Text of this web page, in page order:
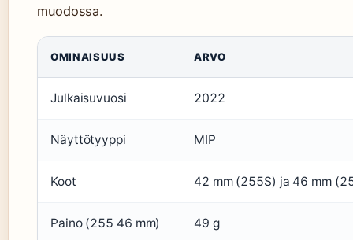
muodossa.
OMINAISUUS ARVO
Julkaisuvuosi 2022
Näyttötyyppi MIP
Koot 42 mm (255S) ja 46 mm
Paino (255 46 mm) 49 g